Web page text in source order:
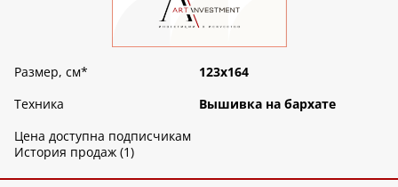
Размер, см*
123х164
Техника
Вышивка на бархате
Цена доступна подписчикам
История продаж (1)